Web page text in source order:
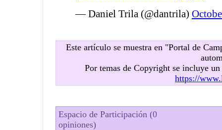
— Daniel Trila (@dantrila)
Este artículo se muestra en "Portal de
Por temas de Copyright se incluye un
https://
Espacio de Participación (0
opiniones)